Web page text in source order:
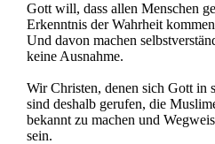
Gott will, dass allen Menschen
Erkenntnis der Wahrheit
Und davon machen
keine Ausnahme.
Wir Christen, denen sich Gott in
sind deshalb gerufen, die
bekannt zu machen und
sein.